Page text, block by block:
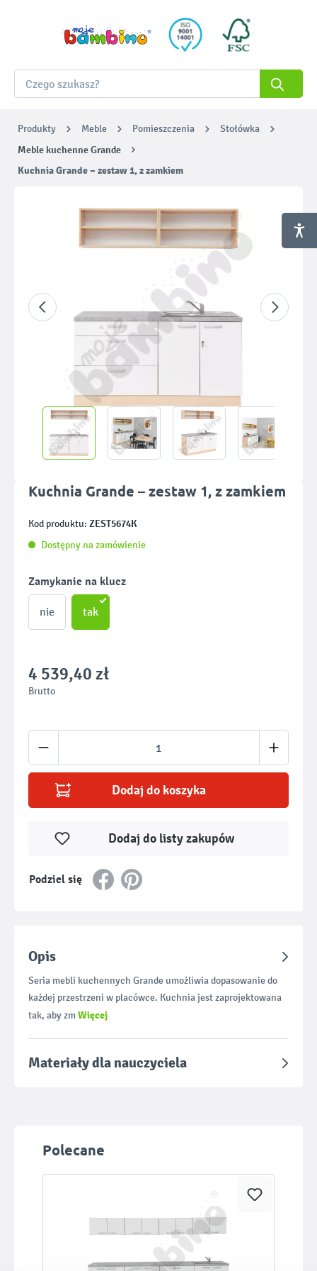
Produkty Meble Pomieszczenia Stołówka
Meble kuchenne Grande
Kuchnia Grande – zestaw 1, z zamkiem
Pomiń galerię zdjęć
Kuchnia Grande – zestaw 1, z zamkiem
Kod produktu: ZEST5674K
Dostępny na zamówienie
Wybierz
Zamykanie na klucz
nie tak
4 539,40 zł
Brutto
Ilość produktu: Wprowadź żądaną ilość
Dodaj do koszyka
Podziel się
Dodaj do listy zakupów
Opis
Seria mebli kuchennych Grande umożliwia dopasowanie do
każdej przestrzeni w placówce. Kuchnia jest zaprojektowana
tak, aby zmWięcej
Materiały dla nauczyciela
Pomiń galerię produktów
Polecane